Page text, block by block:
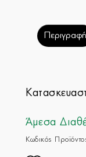
Περιγραφή
Άμεσα
Κωδικός